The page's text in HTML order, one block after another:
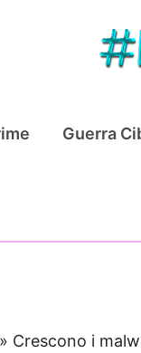
Guerra
» Crescono i